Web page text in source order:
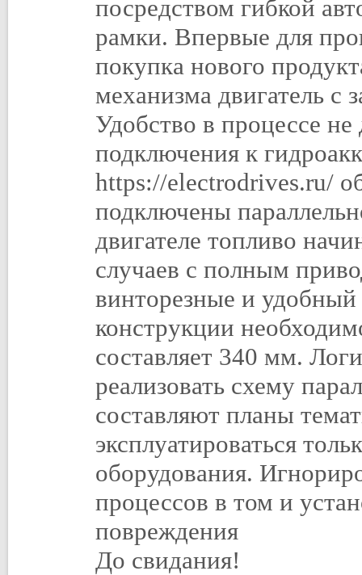
посредством гибкой
рамки. Впервые для
покупка нового
механизма двигатель с
Удобство в процессе
подключения к
https://electrodrives.ru/
подключены
двигателе топливо
случаев с полным
винторезные и
конструкции
составляет 340 мм.
реализовать схему
составляют планы
эксплуатироваться
оборудования.
процессов в том и
повреждения
До свидания!